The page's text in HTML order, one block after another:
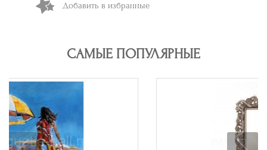
Добавить в избранные
САМЫЕ ПОПУЛЯРНЫЕ